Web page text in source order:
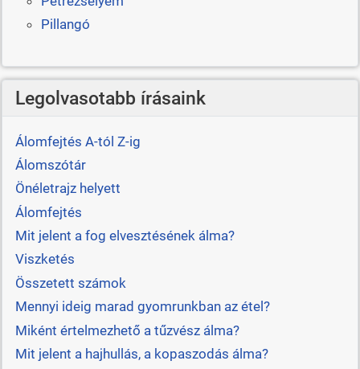
Pillangó
Legolvasotabb írásaink
Álomfejtés A-tól Z-ig
Álomszótár
Önéletrajz helyett
Álomfejtés
Mit jelent a fog elvesztésének álma?
Viszketés
Összetett számok
Mennyi ideig marad gyomrunkban az étel?
Miként értelmezhető a tűzvész álma?
Mit jelent a hajhullás, a kopaszodás álma?